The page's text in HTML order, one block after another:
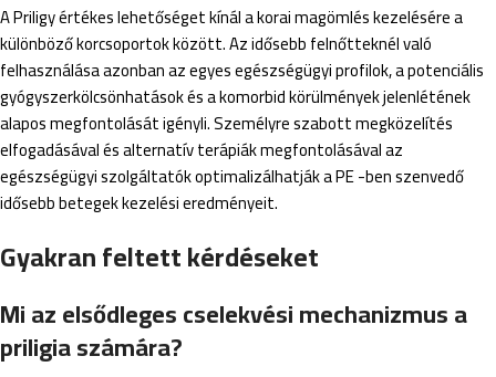
A Priligy értékes lehetőséget kínál a korai magömlés kezelésére a
különböző korcsoportok között. Az idősebb felnőtteknél való
felhasználása azonban az egyes egészségügyi profilok, a potenciális
gyógyszerkölcsönhatások és a komorbid körülmények jelenlétének
alapos megfontolását igényli. Személyre szabott megközelítés
elfogadásával és alternatív terápiák megfontolásával az
egészségügyi szolgáltatók optimalizálhatják a PE -ben szenvedő
idősebb betegek kezelési eredményeit.
Gyakran feltett kérdéseket
Mi az elsődleges cselekvési mechanizmus a
priligia számára?